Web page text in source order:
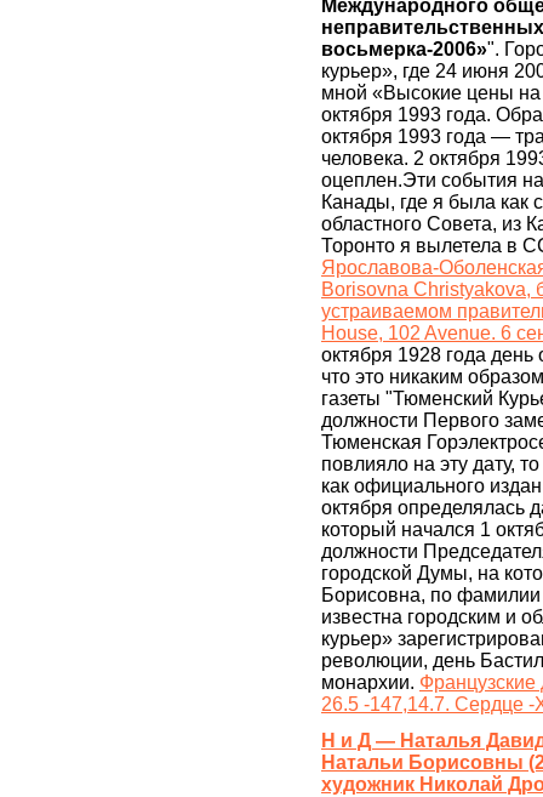
Международного
восьмерка-2006»".
курьер», где 24 июня
мной «Высокие цены на
октября 1993 года.
октября 1993 года —
человека. 2 октября
оцеплен.Эти события
Канады, где я была как
областного Совета, из
Торонто я вылетела в
Ярославова-
Borisovna
устраиваемом
House, 102 Avenue. 6
октября 1928 года
что это никаким
газеты "Тюменский
должности Первого
Тюменская
повлияло на эту дату,
как официального
октября определялась
который начался 1
должности
городской Думы, на
Борисовна, по
известна городским и
курьер»
революции, день
монархии. Французские
26.5 -147,14.7. Сердце -
Н и Д — Наталья
Натальи Борисовны
художник Николай